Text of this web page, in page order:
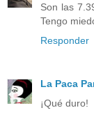
Son las
Tengo
Responder
La Paca
¡Qué duro!